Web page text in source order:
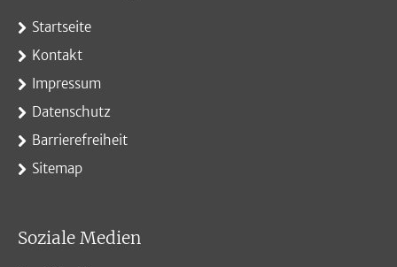
Startseite
Kontakt
Impressum
Datenschutz
Barrierefreiheit
Sitemap
Soziale Medien